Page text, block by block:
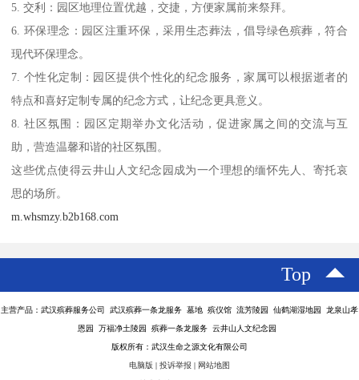
5. 交利：园区地理位置优越，交捷，方便家属前来祭拜。
6. 环保理念：园区注重环保，采用生态葬法，倡导绿色殡葬，符合
现代环保理念。
7. 个性化定制：园区提供个性化的纪念服务，家属可以根据逝者的
特点和喜好定制专属的纪念方式，让纪念更具意义。
8. 社区氛围：园区定期举办文化活动，促进家属之间的交流与互
助，营造温馨和谐的社区氛围。
这些优点使得云井山人文纪念园成为一个理想的缅怀先人、寄托哀
思的场所。
m.whsmzy.b2b168.com
Top
主营产品：武汉殡葬服务公司 武汉殡葬一条龙服务 墓地 殡仪馆 流芳陵园 仙鹤湖湿地园 龙泉山孝
恩园 万福净土陵园 殡葬一条龙服务 云井山人文纪念园
版权所有：武汉生命之源文化有限公司
电脑版 | 投诉举报 | 网站地图